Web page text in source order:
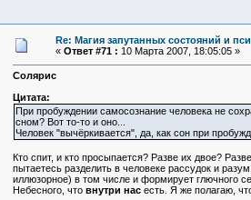
Re: Магия запутанных состояний и
« Ответ #71 : 10 Марта 2007, 18:05:05 »
Солярис
Цитата:
При пробуждении самосознание человека не
сном? Вот то-то и оно...
Человек "вычёркивается", да, как сон при
Кто спит, и кто просыпается? Разве их двое?
пытаетесь разделить в человеке рассудок и
иллюзорное) в том числе и формирует глючного
Небесного, что внутри насесть. Я же полагаю,